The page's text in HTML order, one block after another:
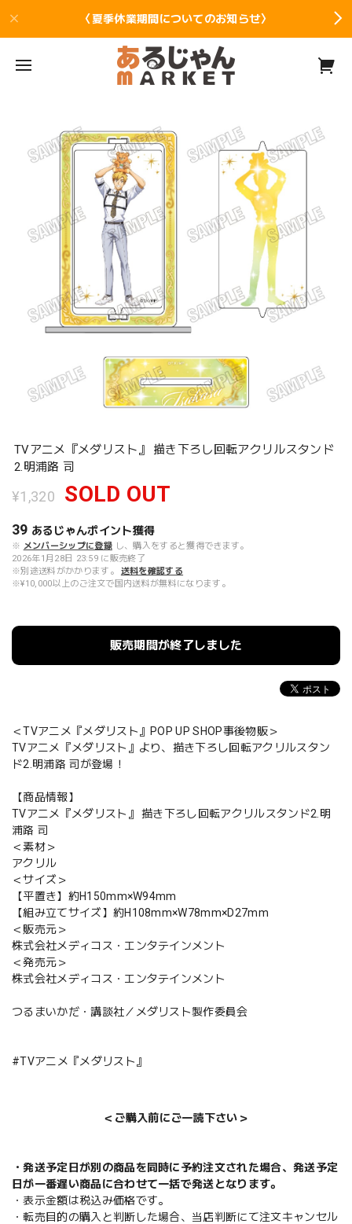
〈夏季休業期間についてのお知らせ〉
TVアニメ『メダリスト』 描き下ろし回転アクリルスタンド
2.明浦路 司
¥1,320 SOLD OUT
39 あるじゃんポイント獲得
※ メンバーシップに登録 し、購入をすると獲得できます。
2026年1月28日 23:59 に販売終了
※別途送料がかかります。
送料を確認する
※¥10,000以上のご注文で国内送料が無料になります。
販売期間が終了しました
＜TVアニメ『メダリスト』POP UP SHOP事後物販＞
TVアニメ『メダリスト』より、描き下ろし回転アクリルスタン
ド2.明浦路 司が登場！
【商品情報】
TVアニメ『メダリスト』 描き下ろし回転アクリルスタンド2.明
浦路 司
＜素材＞
アクリル
＜サイズ＞
【平置き】約H150mm×W94mm
【組み立てサイズ】約H108mm×W78mm×D27mm
＜販売元＞
株式会社メディコス・エンタテインメント
＜発売元＞
株式会社メディコス・エンタテインメント
つるまいかだ・講談社／メダリスト製作委員会
#TVアニメ『メダリスト』
＜ご購入前にご一読下さい＞
・発送予定日が別の商品を同時に予約注文された場合、発送予定
日が一番遅い商品に合わせて一括で発送となります。
・表示金額は税込み価格です。
・転売目的の購入と判断した場合、当店判断にて注文キャンセル